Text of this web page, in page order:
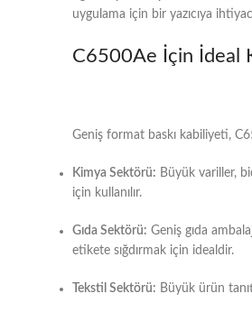
uygulama için bir yazıcıya
C6500Ae İçin İdeal
Geniş format baskı kabiliyeti,
Kimya Sektörü: Büyük variller,
için kullanılır.
Gıda Sektörü: Geniş gıda
etikete sığdırmak için idealdir.
Tekstil Sektörü: Büyük ürün